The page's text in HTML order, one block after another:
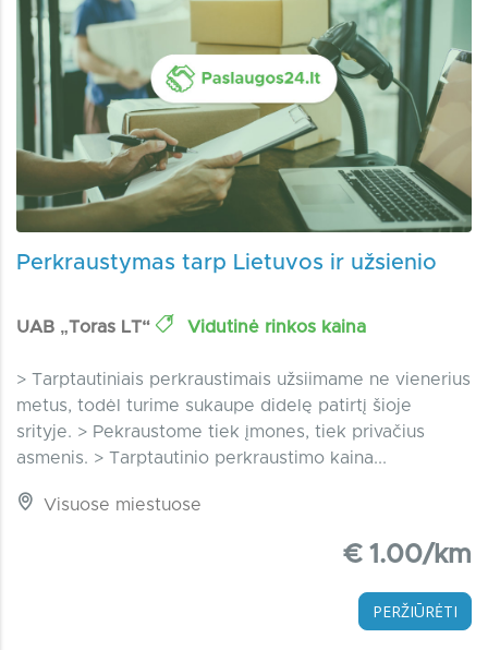
Perkraustymas tarp Lietuvos ir užsienio
UAB „Toras LT“ Vidutinė rinkos kaina
> Tarptautiniais perkraustimais užsiimame ne vienerius
metus, todėl turime sukaupe didelę patirtį šioje
srityje. > Pekraustome tiek įmones, tiek privačius
asmenis. > Tarptautinio perkraustimo kaina...
Visuose miestuose
€ 1.00/km
PERŽIŪRĖTI